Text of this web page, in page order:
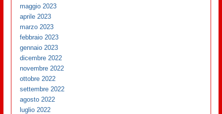
maggio 2023
aprile 2023
marzo 2023
febbraio 2023
gennaio 2023
dicembre 2022
novembre 2022
ottobre 2022
settembre 2022
agosto 2022
luglio 2022